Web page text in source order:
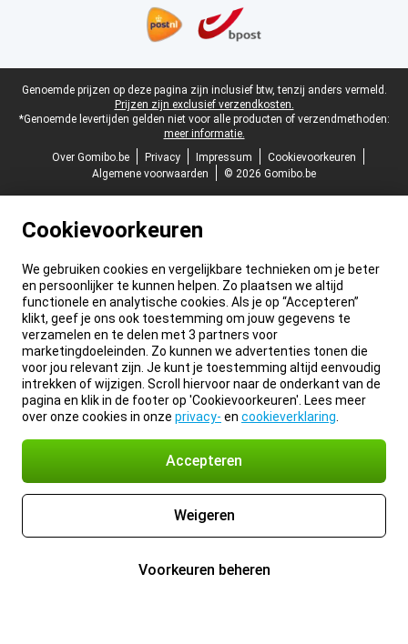
Juridische voettekst
Genoemde prijzen op deze pagina zijn inclusief btw, tenzij anders vermeld.
Prijzen zijn exclusief verzendkosten.
*Genoemde levertijden gelden niet voor alle producten of verzendmethoden:
meer informatie.
Over Gomibo.be
Privacy Impressum
Cookievoorkeuren
Algemene voorwaarden
© 2026 Gomibo.be
Cookievoorkeuren
We gebruiken cookies en vergelijkbare technieken om je beter
en persoonlijker te kunnen helpen. Zo plaatsen we altijd
functionele en analytische cookies. Als je op “Accepteren”
klikt, geef je ons ook toestemming om jouw gegevens te
verzamelen en te delen met 3 partners voor
marketingdoeleinden. Zo kunnen we advertenties tonen die
voor jou relevant zijn. Je kunt je toestemming altijd eenvoudig
intrekken of wijzigen. Scroll hiervoor naar de onderkant van de
pagina en klik in de footer op 'Cookievoorkeuren'. Lees meer
over onze cookies in onze privacy- en cookieverklaring
Accepteren
Weigeren
Voorkeuren beheren